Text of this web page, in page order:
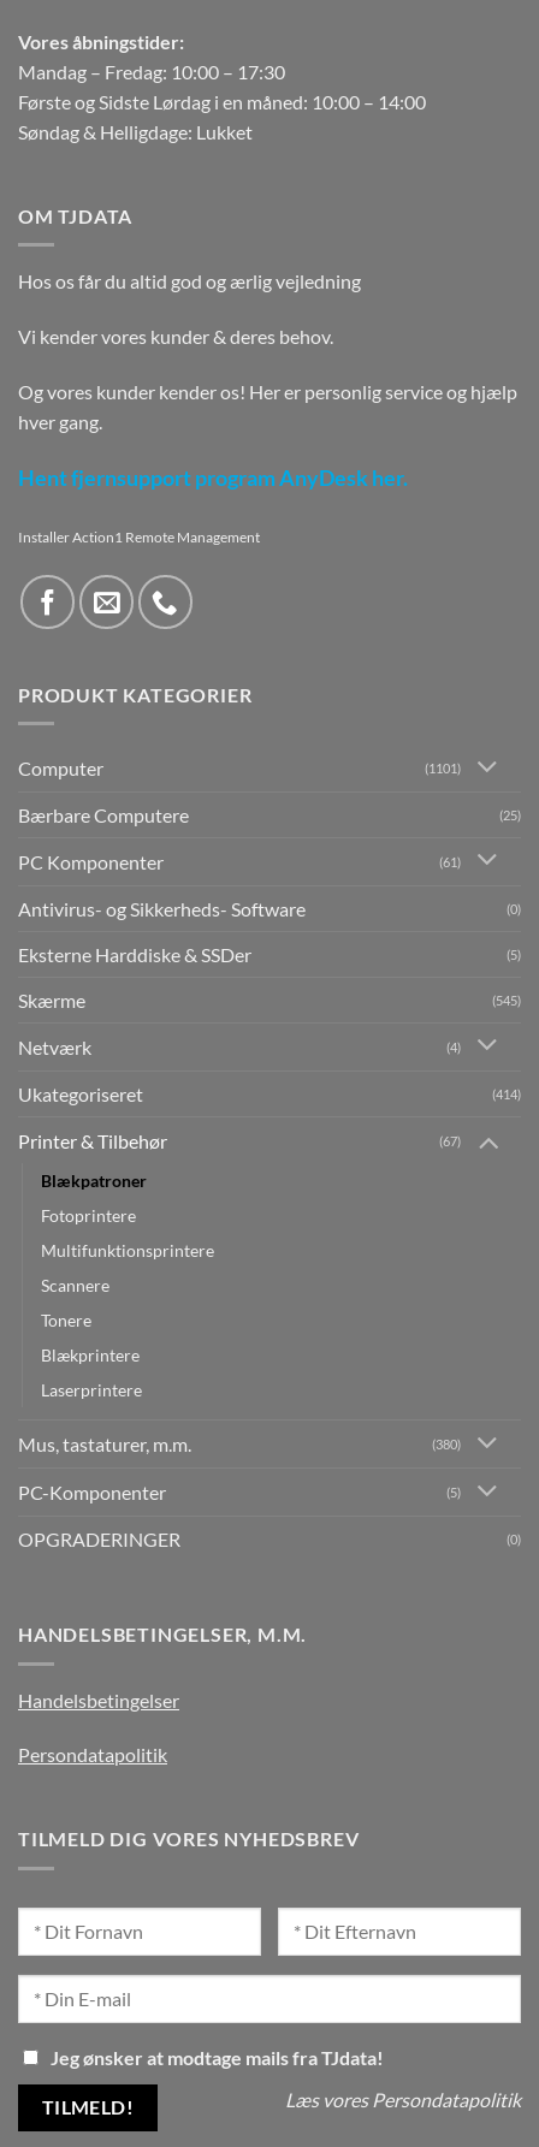
Vores åbningstider:
Mandag – Fredag: 10:00 – 17:30
Første og Sidste Lørdag i en måned: 10:00 – 14:00
Søndag & Helligdage: Lukket
OM TJDATA
Hos os får du altid god og ærlig vejledning
Vi kender vores kunder & deres behov.
Og vores kunder kender os! Her er personlig service og hjælp
hver gang.
Hent fjernsupport program AnyDesk her.
Installer Action1 Remote Management
PRODUKT KATEGORIER
Computer (1101)
Bærbare Computere (25)
PC Komponenter (61)
Antivirus- og Sikkerheds- Software (0)
Eksterne Harddiske & SSDer (5)
Skærme (545)
Netværk (4)
Ukategoriseret (414)
Printer & Tilbehør (67)
Blækpatroner
Fotoprintere
Multifunktionsprintere
Scannere
Tonere
Blækprintere
Laserprintere
Mus, tastaturer, m.m. (380)
PC-Komponenter (5)
OPGRADERINGER (0)
HANDELSBETINGELSER, M.M.
Handelsbetingelser
Persondatapolitik
TILMELD DIG VORES NYHEDSBREV
Jeg ønsker at modtage mails fra TJdata!
Læs vores Persondatapolitik